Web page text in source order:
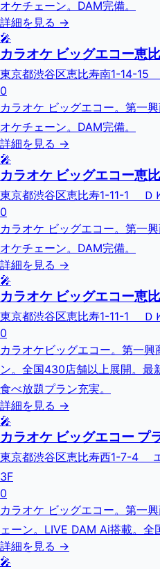
オケチェーン。DAM完備。
詳細を見る →
🎤
カラオケ ビッグエコー恵
東京都渋谷区恵比寿南1-14-
0
カラオケ ビッグエコー。第一
オケチェーン。DAM完備。
詳細を見る →
🎤
カラオケ ビッグエコー恵
東京都渋谷区恵比寿1-11-1 Ｄ
0
カラオケ ビッグエコー。第一
オケチェーン。DAM完備。
詳細を見る →
🎤
カラオケ ビッグエコー恵
東京都渋谷区恵比寿1-11-1 Ｄ
0
カラオケビッグエコー。第一
ン。全国430店舗以上展開。最
食べ放題プラン充実。
詳細を見る →
🎤
カラオケ ビッグエコー プ
東京都渋谷区恵比寿西1-7-4
3F
0
カラオケ ビッグエコー。第一
ェーン。LIVE DAM Ai搭載。全
詳細を見る →
🎤